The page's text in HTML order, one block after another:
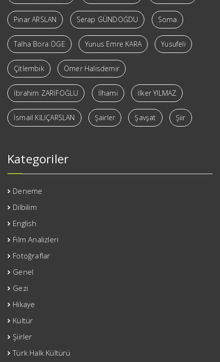
Pınar ARSLAN Serap GÜNDOĞDU Soma
Talha Bora ÖGE Yunus Emre KARA Yusufeli
Çitlembik Ömer Halisdemir
İbrahim ZARİFOĞLU İlhami İlker YILMAZ
İsmail KILIÇARSLAN Şairler Şavşat Şiir
Kategoriler
Deneme
Dilbilim
English
Film Analizleri
Fotoğraflar
Genel
Gezi
Hikaye
Kültür
Şiirler
Türk Halk Kültürü